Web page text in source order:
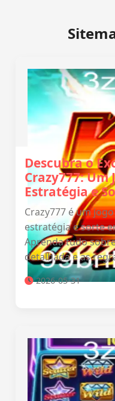
Descubra o
Crazy777:
Estratégia e
Crazy777 é um
estratégia e sorte
Aprenda tudo
detalhada e as
2026-05-31